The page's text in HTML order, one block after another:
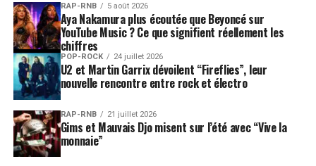
RAP-RNB 5 août 2026
Aya Nakamura plus écoutée que Beyoncé sur
YouTube Music ? Ce que signifient réellement les
chiffres
POP-ROCK 24 juillet 2026
U2 et Martin Garrix dévoilent “Fireflies”, leur
nouvelle rencontre entre rock et électro
RAP-RNB 21 juillet 2026
Gims et Mauvais Djo misent sur l’été avec “Vive la
monnaie”